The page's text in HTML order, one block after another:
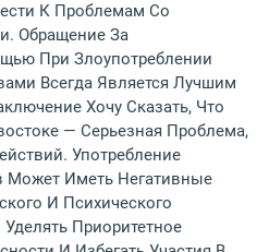
К Проблемам Со
Обращение За
При Злоупотреблении
Всегда Является Лучшим
Хочу Сказать, Что
— Серьезная Проблема,
Употребление
Может Иметь Негативные
И Психического
Приоритетное